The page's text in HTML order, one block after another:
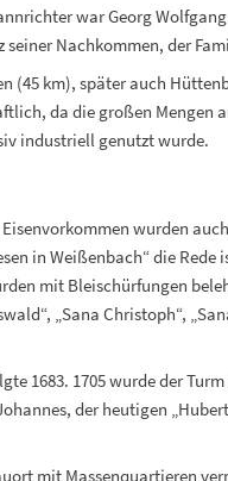
war Georg
Nachkommen, der
(45 km), später auch
da die großen Mengen
industriell genutzt wurde.
wurden
in Weißenbach“ die Rede
mit Bleischürfungen
„Sana Christoph“,
1683. 1705 wurde der
der heutigen
mit Massenquartieren